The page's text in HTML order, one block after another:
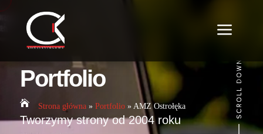
a
Portfolio
 Strona główna» Portfolio» AMZ Ostrołęka
Tworzymy strony od 2004 roku